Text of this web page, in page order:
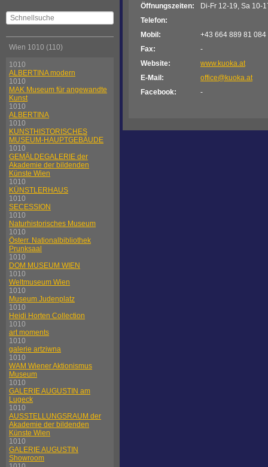
Wien 1010 (110)
1010
ALBERTINA modern
1010
MAK Museum für angewandte
Kunst
1010
ALBERTINA
1010
KUNSTHISTORISCHES
MUSEUM-HAUPTGEBÄUDE
1010
GEMÄLDEGALERIE der
Akademie der bildenden
Künste Wien
1010
KÜNSTLERHAUS
1010
SECESSION
1010
Naturhistorisches Museum
1010
Österr. Nationalbibliothek
Prunksaal
1010
DOM MUSEUM WIEN
1010
Weltmuseum Wien
1010
Museum Judenplatz
1010
Heidi Horten Collection
1010
art moments
1010
galerie artziwna
1010
WAM Wiener Aktionismus
Museum
1010
GALERIE AUGUSTIN am
Lugeck
1010
AUSSTELLUNGSRAUM der
Akademie der bildenden
Künste Wien
1010
GALERIE AUGUSTIN
Showroom
Öffnungszeiten:
Di-Fr 12-19, Sa 10-
Telefon:
Mobil:
+43 664 889 81 084
Fax:
-
Website:
www.kuoka.at
E-Mail:
office@kuoka.at
Facebook:
-